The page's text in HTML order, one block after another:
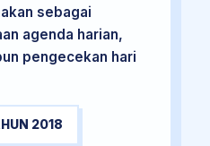
sebagai
agenda harian,
pengecekan hari
2018